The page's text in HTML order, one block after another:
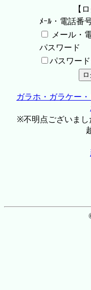
【
ﾒｰﾙ・電話番
メール・
パスワード
パスワー
ガラホ・ガラケー
※不明点ございまし